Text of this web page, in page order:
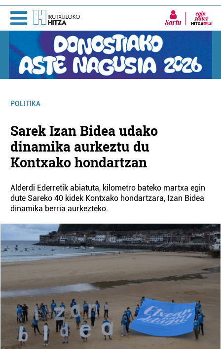
Sartu
POLITIKA
Sarek Izan Bidea udako
dinamika aurkeztu du
Kontxako hondartzan
Alderdi Ederretik abiatuta, kilometro bateko martxa egin
dute Sareko 40 kidek Kontxako hondartzara, Izan Bidea
dinamika berria aurkezteko.